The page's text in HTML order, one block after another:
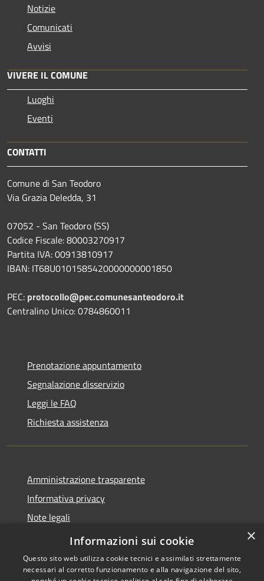
Notizie
Comunicati
Avvisi
VIVERE IL COMUNE
Luoghi
Eventi
CONTATTI
Comune di San Teodoro
Via Grazia Deledda, 31
07052 - San Teodoro (SS)
Codice Fiscale: 80003270917
Partita IVA: 00913810917
IBAN: IT68U0101585420000000001850
PEC: protocollo@pec.comunesanteodoro.it
Centralino Unico: 0784860011
Prenotazione appuntamento
Segnalazione disservizio
Leggi le FAQ
Richiesta assistenza
Amministrazione trasparente
Informativa privacy
Note legali
Dichiarazione di accessibilità
×
Informazioni sui cookie
Questo sito web utilizza cookie tecnici e assimilati strettamente
necessari al corretto funzionamento e alla navigazione del sito,